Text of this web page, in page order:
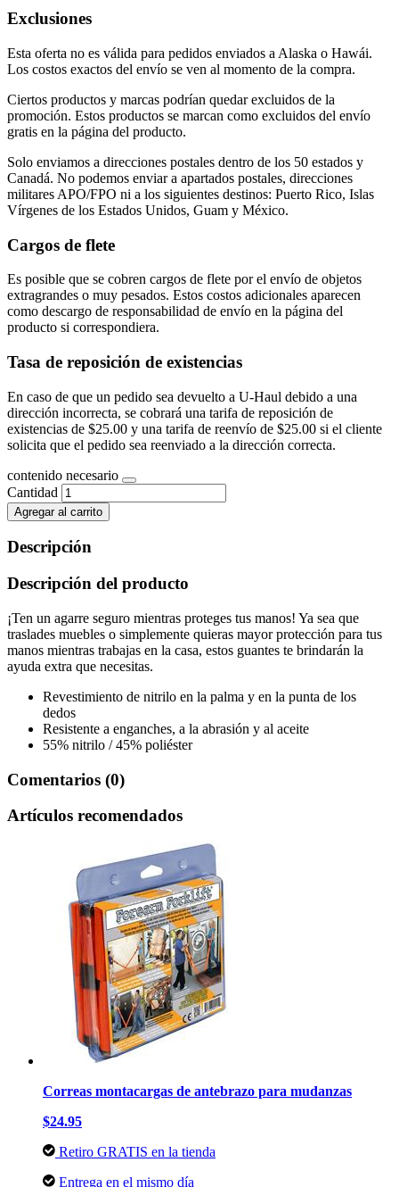
Exclusiones
Esta oferta no es válida para pedidos enviados a Alaska o Hawái.
Los costos exactos del envío se ven al momento de la compra.
Ciertos productos y marcas podrían quedar excluidos de la
promoción. Estos productos se marcan como excluidos del envío
gratis en la página del producto.
Solo enviamos a direcciones postales dentro de los 50 estados y
Canadá. No podemos enviar a apartados postales, direcciones
militares APO/FPO ni a los siguientes destinos: Puerto Rico, Islas
Vírgenes de los Estados Unidos, Guam y México.
Cargos de flete
Es posible que se cobren cargos de flete por el envío de objetos
extragrandes o muy pesados. Estos costos adicionales aparecen
como descargo de responsabilidad de envío en la página del
producto si correspondiera.
Tasa de reposición de existencias
En caso de que un pedido sea devuelto a U-Haul debido a una
dirección incorrecta, se cobrará una tarifa de reposición de
existencias de $25.00 y una tarifa de reenvío de $25.00 si el cliente
solicita que el pedido sea reenviado a la dirección correcta.
contenido necesario
Cantidad
Agregar al carrito
Descripción
Descripción del producto
¡Ten un agarre seguro mientras proteges tus manos! Ya sea que
traslades muebles o simplemente quieras mayor protección para tus
manos mientras trabajas en la casa, estos guantes te brindarán la
ayuda extra que necesitas.
Revestimiento de nitrilo en la palma y en la punta de los
dedos
Resistente a enganches, a la abrasión y al aceite
55% nitrilo / 45% poliéster
Comentarios (0)
Artículos recomendados
Correas montacargas de antebrazo para mudanzas
$24.95
Retiro GRATIS en la tienda
Entrega en el mismo día